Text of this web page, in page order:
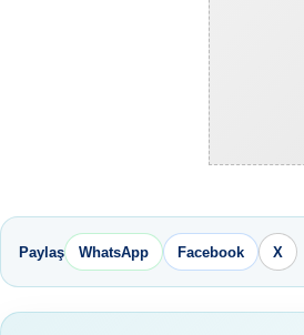
Paylaş WhatsApp Facebook X